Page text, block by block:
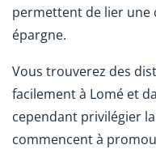
permettent de lier une
épargne.
Vous trouverez des
facilement à Lomé et
cependant privilégier
commencent à